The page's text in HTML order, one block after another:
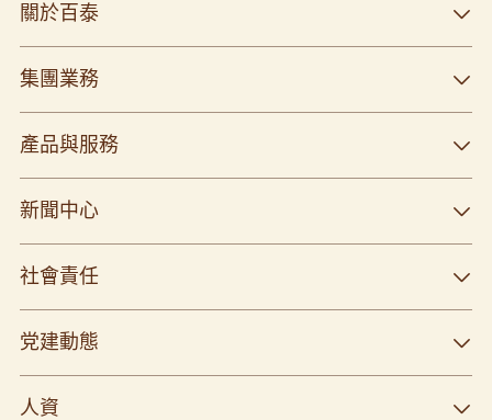
關於百泰
集團業務
產品與服務
新聞中心
社會責任
党建動態
人資